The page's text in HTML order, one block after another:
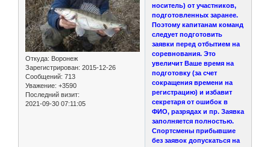
Откуда: Воронеж
Зарегистрирован: 2015-12-26
Сообщений: 713
Уважение: +3590
Последний визит:
2021-09-30 07:11:05
носитель) от участников,
подготовленных заранее.
Поэтому капитанам команд
следует подготовить
заявки перед отбытием на
соревнования. Это
увеличит Ваше время на
подготовку (за счет
сокращения времени на
регистрацию) и избавит
секретаря от ошибок в
ФИО, разрядах и пр. Заявка
заполняется полностью.
Спортсмены прибывшие
без заявок допускаться на